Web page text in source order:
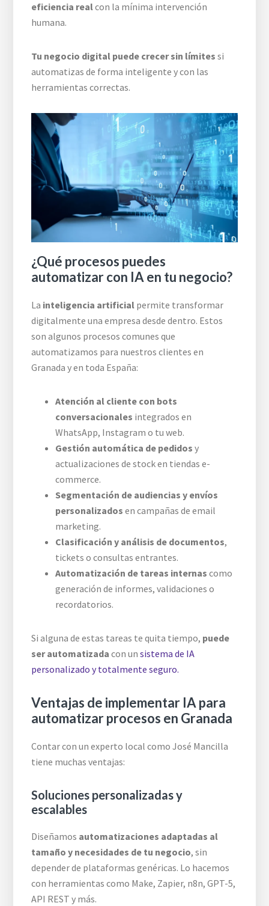
eficiencia realcon la mínima intervención
humana.
Tu negocio digital puede crecer sin límites si
automatizas de forma inteligente y con las
herramientas correctas.
¿Qué procesos puedes
automatizar con IA en tu negocio?
La inteligencia artificial permite transformar
digitalmente una empresa desde dentro. Estos
son algunos procesos comunes que
automatizamos para nuestros clientes en
Granada y en toda España:
Atención al cliente con bots
conversacionales integrados en
WhatsApp, Instagram o tu web.
Gestión automática de pedidos y
actualizaciones de stock en tiendas e-
commerce.
Segmentación de audiencias y envíos
personalizados en campañas de email
marketing.
Clasificación y análisis de documentos,
tickets o consultas entrantes.
Automatización de tareas internas como
generación de informes, validaciones o
recordatorios.
Si alguna de estas tareas te quita tiempo, puede
ser automatizada con unsistema de IA
personalizado y totalmente seguro.
Ventajas de implementar IA para
automatizar procesos en Granada
Contar con un experto local como José Mancilla
tiene muchas ventajas:
Soluciones personalizadas y
escalables
Diseñamos automatizaciones adaptadas al
tamaño y necesidades de tu negocio, sin
depender de plataformas genéricas. Lo hacemos
con herramientas como Make, Zapier, n8n, GPT-5,
API REST y más.